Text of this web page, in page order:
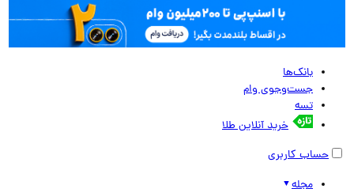
بانک‌ها
جست‌وجوی وام
تسه
خرید آنلاین طلا
حساب کاربری
مجله